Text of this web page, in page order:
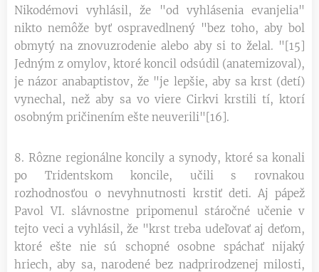
Nikodémovi vyhlásil, že "od vyhlásenia evanjelia"
nikto nemôže byť ospravedlnený "bez toho, aby bol
obmytý na znovuzrodenie alebo aby si to želal. "[15]
Jedným z omylov, ktoré koncil odsúdil (anatemizoval),
je názor anabaptistov, že "je lepšie, aby sa krst (detí)
vynechal, než aby sa vo viere Cirkvi krstili tí, ktorí
osobným pričinením ešte neuverili"[16].
8. Rôzne regionálne koncily a synody, ktoré sa konali
po Tridentskom koncile, učili s rovnakou
rozhodnosťou o nevyhnutnosti krstiť deti. Aj pápež
Pavol VI. slávnostne pripomenul stáročné učenie v
tejto veci a vyhlásil, že "krst treba udeľovať aj deťom,
ktoré ešte nie sú schopné osobne spáchať nijaký
hriech, aby sa, narodené bez nadprirodzenej milosti,